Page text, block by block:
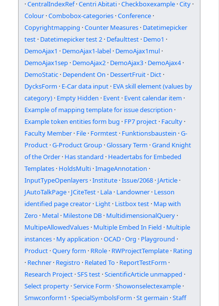
·CentralIndexRef ·Centri Abitati ·Checkboxexample ·City ·
Colour ·Combobox-categories ·Conference ·
Copyrightmapping ·Counter Measures · Datetimepicker
test · Datetimepicker test 2 · Defaulttest · Demo1 ·
DemoAjax1 · DemoAjax1-label · DemoAjax1mul ·
DemoAjax1sep · DemoAjax2 · DemoAjax3 · DemoAjax4 ·
DemoStatic · Dependent On · DessertFruit · Dict ·
DycksForm · E-Car data input · EVA skill element (values by
category) · Empty Hidden · Event · Event calendar item ·
Example of mapping template for issue description ·
Example token entities form bug · FP7 project · Faculty ·
Faculty Member · File · Formtest · Funktionsbaustein ·G-
Product ·G-Product Group ·Glossary Term ·Grand Knight
of the Order · Has standard · Headertabs for Embeded
Templates · HoldsMulti ·ImageAnnotation ·
InputTypeOpenlayers ·Institute ·Issue/2068 · JArticle ·
JAutoTalkPage · JCiteTest · Lala · Landowner · Lesson
identified page creator · Light · Listbox test · Map with
Zero · Metal · Milestone DB · MultidimensionalQuery ·
MultipeAllowedValues · Multiple Embed In Field · Multiple
instances · My application ·OCAD ·Org · Playground ·
Product ·Query form · RRole · RWProjectTemplate · Rating
· Rechner · Registro · Related To · ReportTestForm ·
Research Project ·SFS test ·ScientificArticle unmapped ·
Select property ·Service Form ·Showonselectexample ·
Smwconform1 ·SpecialSymbolsForm ·St germain ·Staff